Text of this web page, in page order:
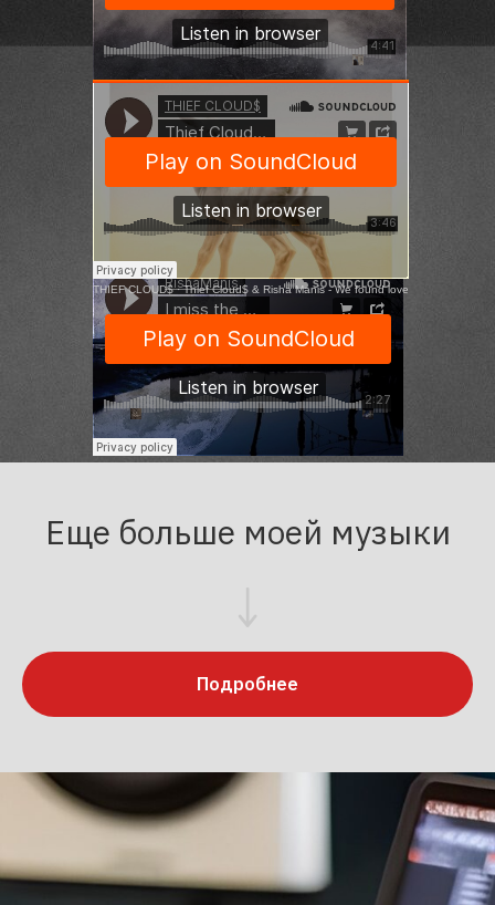
DimaBassline ·Risha Manis Feat DimaBassline - Winter Storm
RishaManis·I miss the moon - Risha Manis
THIEF CLOUD$·Thief Cloud$ & Risha Manis - We found love
Еще больше моей музыки
Подробнее